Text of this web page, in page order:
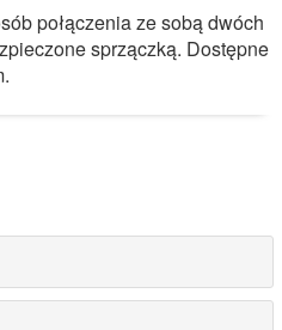
połączenia ze sobą dwóch
sprzączką. Dostępne